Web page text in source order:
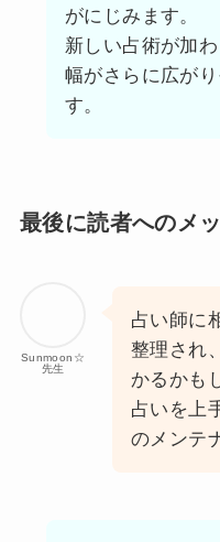
がにじみます。
新しい占術が加
幅がさらに広が
す。
最後に読者へのメ
Sunmoon☆
先生
占い師に
整理され
かるかも
占いを上
のメンテ